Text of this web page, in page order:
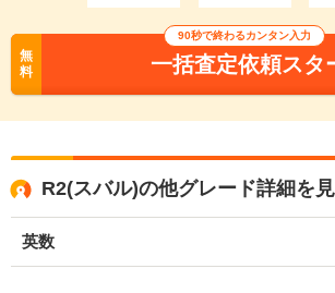
無
料
90秒で終わるカンタン入力
一括査定依頼スタ
R2(スバル)の他グレード詳細を
英数